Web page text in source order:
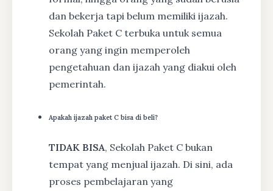
dan bekerja tapi belum memiliki ijazah.
Sekolah Paket C terbuka untuk semua
orang yang ingin memperoleh
pengetahuan dan ijazah yang diakui oleh
pemerintah.
Apakah ijazah paket C bisa di beli?
TIDAK BISA, Sekolah Paket C bukan
tempat yang menjual ijazah. Di sini, ada
proses pembelajaran yang